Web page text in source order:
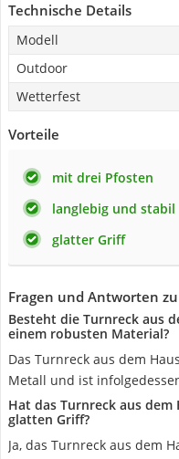
Technische Details
Modell
Outdoor
Wetterfest
Vorteile
mit drei Pfosten
langlebig und stabil
glatter Griff
Fragen und Antworten
Besteht die Turnreck aus
einem robusten Material?
Das Turnreck aus dem
Metall und ist
Hat das Turnreck aus dem
glatten Griff?
Ja, das Turnreck aus dem